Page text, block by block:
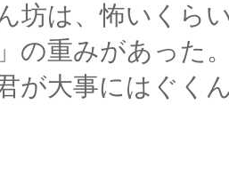
坊は、怖いくら
の重みがあった
が大事にはぐく